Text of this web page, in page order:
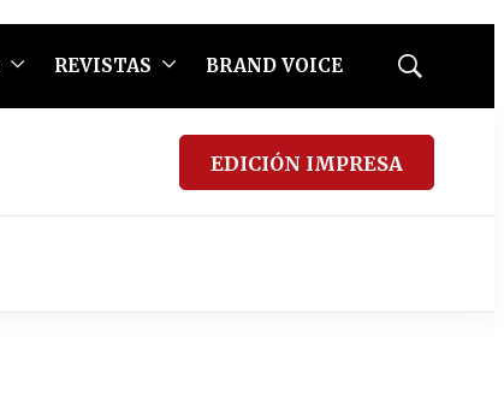
REVISTAS BRAND VOICE
Mostrar
EDICIÓN IMPRESA